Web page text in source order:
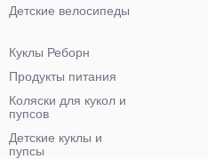
Детские велосипеды
Куклы Реборн
Продукты питания
Коляски для кукол и
пупсов
Детские куклы и
пупсы